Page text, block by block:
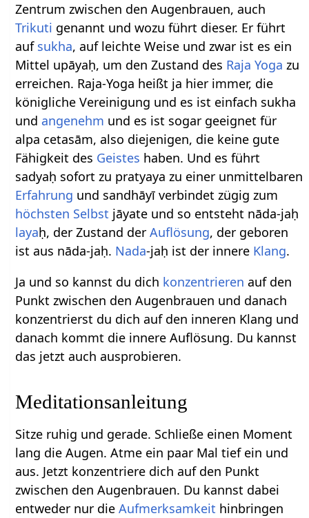
Zentrum zwischen den Augenbrauen, auch
Trikuti genannt und wozu führt dieser. Er führt
auf sukha, auf leichte Weise und zwar ist es ein
Mittel upāyaḥ, um den Zustand des Raja Yoga zu
erreichen. Raja-Yoga heißt ja hier immer, die
königliche Vereinigung und es ist einfach sukha
und angenehm und es ist sogar geeignet für
alpa cetasām, also diejenigen, die keine gute
Fähigkeit des Geistes haben. Und es führt
sadyaḥ sofort zu pratyaya zu einer unmittelbaren
Erfahrung und sandhāyī verbindet zügig zum
höchsten Selbst jāyate und so entsteht nāda-jaḥ
layaḥ, der Zustand derAuflösung, der geboren
ist aus nāda-jaḥ. Nada-jaḥ ist der innere Klang.
Ja und so kannst du dich konzentrieren auf den
Punkt zwischen den Augenbrauen und danach
konzentrierst du dich auf den inneren Klang und
danach kommt die innere Auflösung. Du kannst
das jetzt auch ausprobieren.
Meditationsanleitung
Sitze ruhig und gerade. Schließe einen Moment
lang die Augen. Atme ein paar Mal tief ein und
aus. Jetzt konzentriere dich auf den Punkt
zwischen den Augenbrauen. Du kannst dabei
entweder nur dieAufmerksamkeit hinbringen